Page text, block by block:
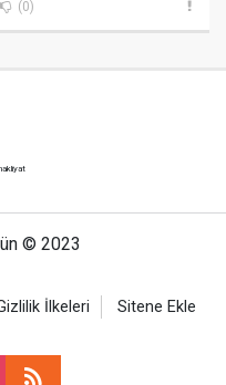
(0)
© 2023
İlkeleri Sitene Ekle